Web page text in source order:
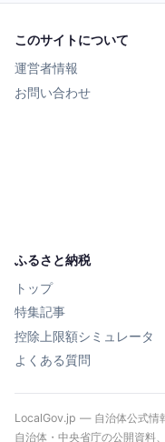
このサイトについて
運営者情報
お問い合わせ
ふるさと納税
トップ
特集記事
控除上限額シミュレータ
よくある質問
LocalGov.jp — 自治体公式情
自治体・中央省庁の公開資料